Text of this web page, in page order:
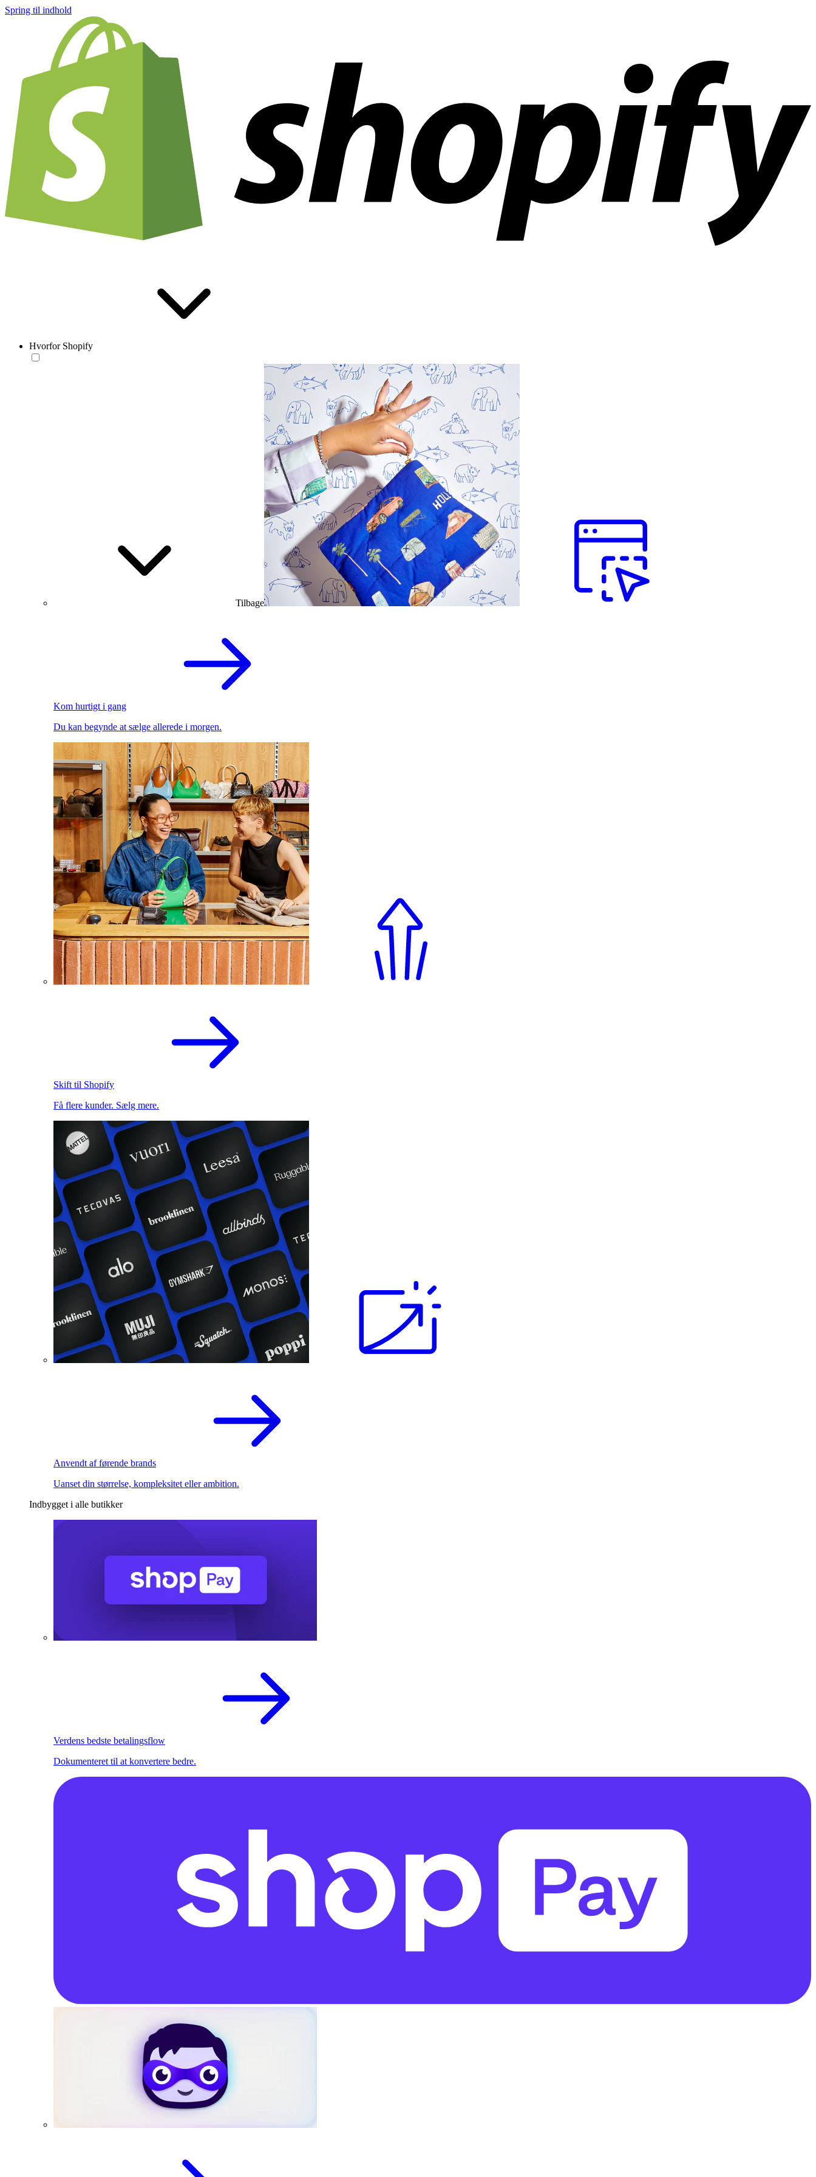
Spring til indhold
Hvorfor Shopify
Tilbage
Kom hurtigt i gang
Du kan begynde at sælge allerede i morgen.
Skift til Shopify
Få flere kunder. Sælg mere.
Anvendt af førende brands
Uanset din størrelse, kompleksitet eller ambition.
Indbygget i alle butikker
Verdens bedste betalingsflow
Dokumenteret til at konvertere bedre.